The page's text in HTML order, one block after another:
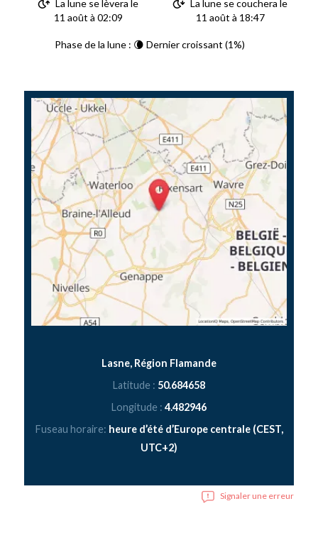
La lune se lèvera le
11 août à 02:09
La lune se couchera le
11 août à 18:47
Phase de la lune : 🌘 Dernier croissant (1%)
Lasne, Région Flamande
Latitude : 50.684658
Longitude : 4.482946
Fuseau horaire: heure d’été d’Europe centrale (CEST,
UTC+2)
Signaler une erreur